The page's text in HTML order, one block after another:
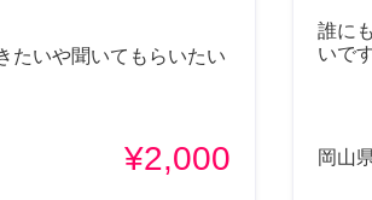
たいや聞いてもらいたい
¥2,000
誰に
いです
岡山